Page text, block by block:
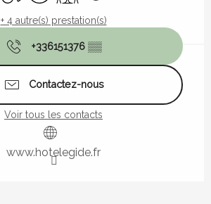
+ 4 autre(s) prestation(s)
+336151376 ▒▒
Contactez-nous
Voir tous les contacts
www.hotelegide.fr